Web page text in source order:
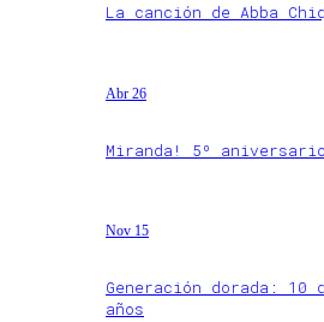
La canción de Abba
Abr 26
Miranda! 5º
Nov 15
Generación dorada: 10
años